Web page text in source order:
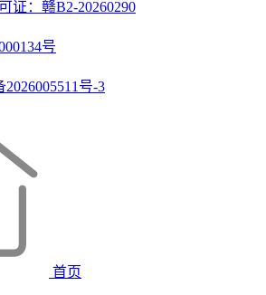
证：赣B2-20260290
号
号-3
首页